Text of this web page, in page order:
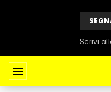
Scrivi